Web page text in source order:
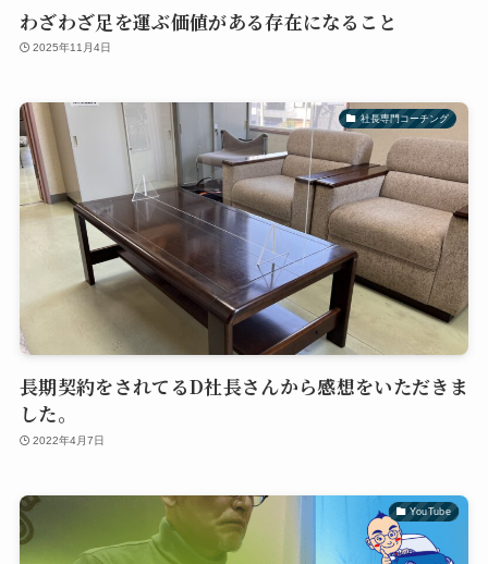
わざわざ足を運ぶ価値がある存在になること
2025年11月4日
社長専門コーチング
長期契約をされてるD社長さんから感想をいただきま
した。
2022年4月7日
YouTube